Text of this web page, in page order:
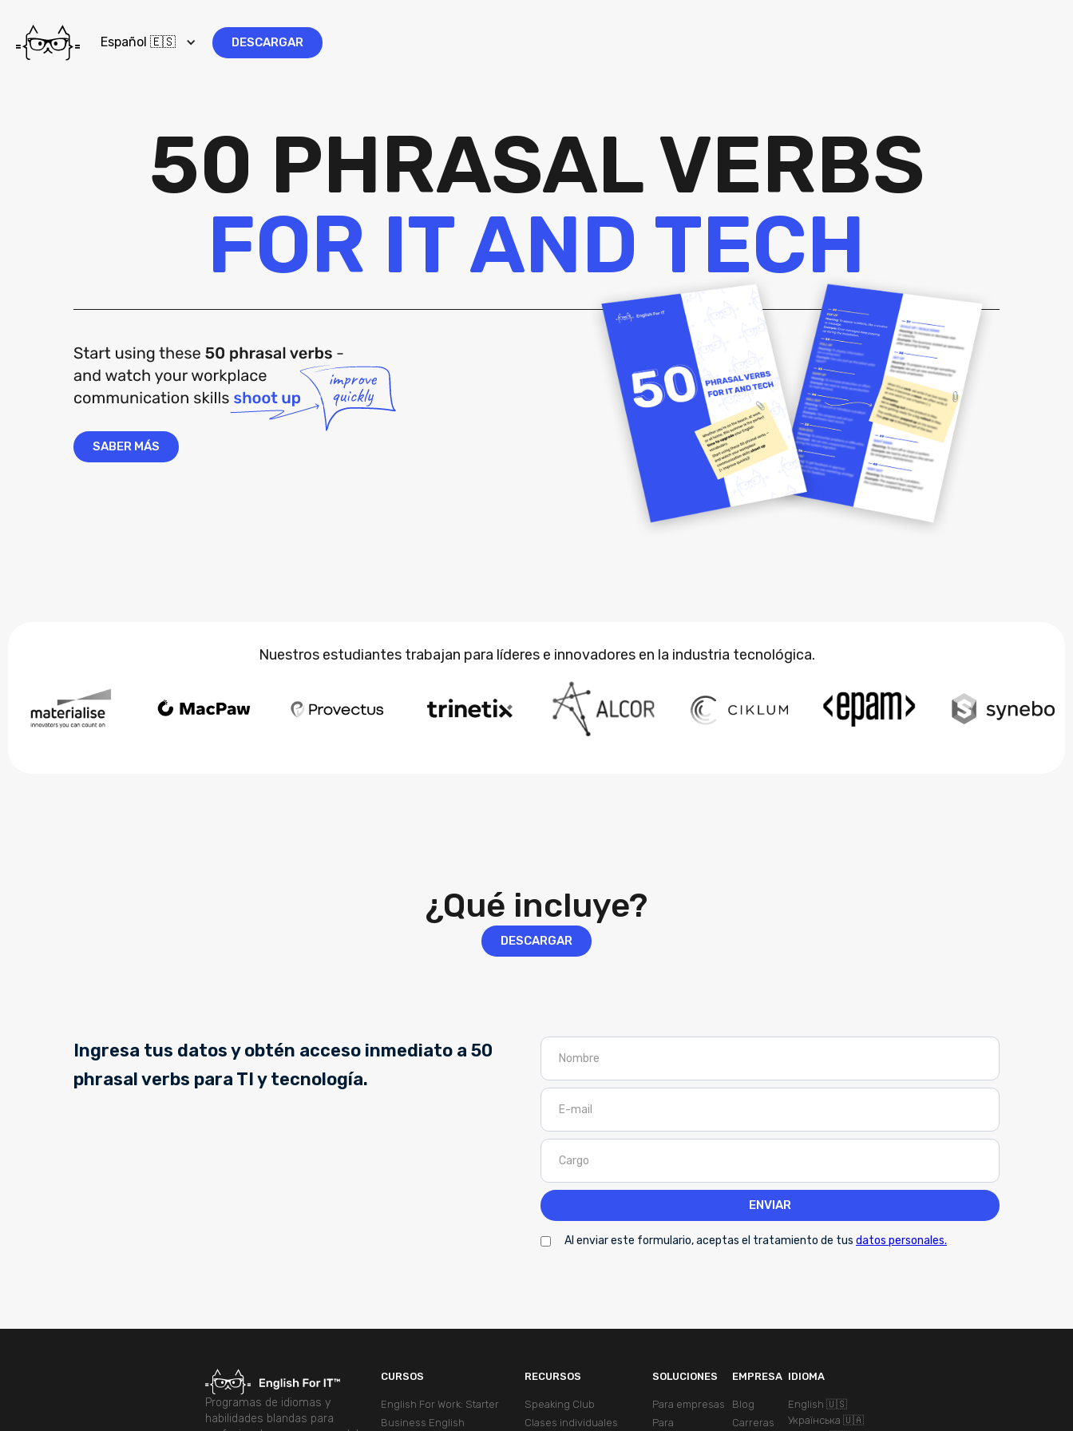
Español 🇪🇸 DESCARGAR
50 PHRASAL VERBS
FOR IT AND TECH
SABER MÁS
Nuestros estudiantes trabajan para líderes e innovadores en la industria tecnológica.
¿Qué incluye?
DESCARGAR
Ingresa tus datos y obtén acceso inmediato a 50
phrasal verbs para TI y tecnología.
Al enviar este formulario, aceptas el tratamiento de tus datos personales.
Programas de idiomas y
habilidades blandas para
CURSOS
English For Work: Starter
Business English
RECURSOS
Speaking Club
Clases individuales
SOLUCIONES
Para empresas
Para
EMPRESA
Blog
Carreras
IDIOMA
English 🇺🇸
Українська 🇺🇦